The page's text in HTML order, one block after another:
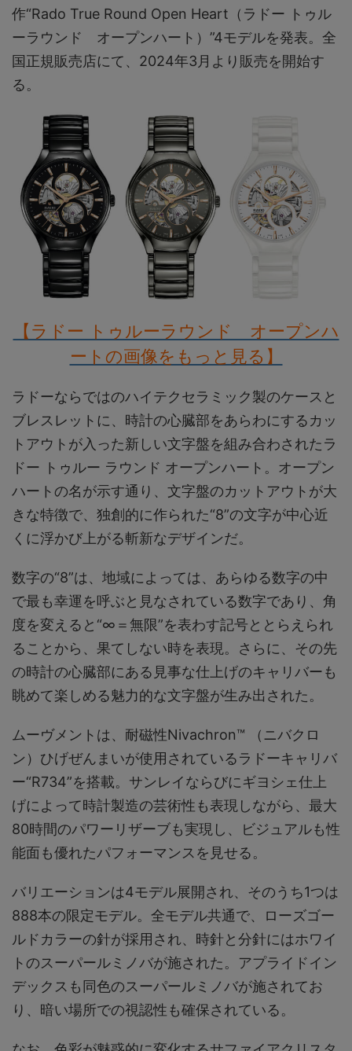
作“Rado True Round Open Heart（ラドー トゥル
ーラウンド オープンハート）”4モデルを発表。全
国正規販売店にて、2024年3月より販売を開始す
る。
【ラドー トゥルーラウンド オープンハ
ートの画像をもっと見る】
ラドーならではのハイテクセラミック製のケースと
ブレスレットに、時計の心臓部をあらわにするカッ
トアウトが入った新しい文字盤を組み合わされたラ
ドー トゥルー ラウンド オープンハート。オープン
ハートの名が示す通り、文字盤のカットアウトが大
きな特徴で、独創的に作られた“8”の文字が中心近
くに浮かび上がる斬新なデザインだ。
数字の“8”は、地域によっては、あらゆる数字の中
で最も幸運を呼ぶと見なされている数字であり、角
度を変えると“∞＝無限”を表わす記号ととらえられ
ることから、果てしない時を表現。さらに、その先
の時計の心臓部にある見事な仕上げのキャリバーも
眺めて楽しめる魅力的な文字盤が生み出された。
ムーヴメントは、耐磁性Nivachron™ （ニバクロ
ン）ひげぜんまいが使用されているラドーキャリバ
ー“R734”を搭載。サンレイならびにギヨシェ仕上
げによって時計製造の芸術性も表現しながら、最大
80時間のパワーリザーブも実現し、ビジュアルも性
能面も優れたパフォーマンスを見せる。
バリエーションは4モデル展開され、そのうち1つは
888本の限定モデル。全モデル共通で、ローズゴー
ルドカラーの針が採用され、時針と分針にはホワイ
トのスーパールミノバが施された。アプライドイン
デックスも同色のスーパールミノバが施されてお
り、暗い場所での視認性も確保されている。